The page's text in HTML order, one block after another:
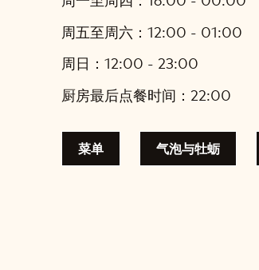
周五至周六：12:00 - 01:00
周日：12:00 - 23:00
厨房最后点餐时间：22:00
菜单 气泡与牡蛎